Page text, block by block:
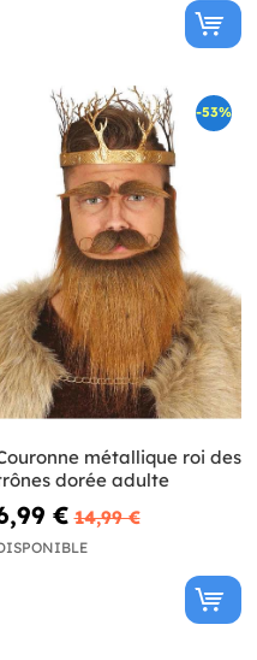
-53%
métallique roi des
dorée adulte
€ 14,99 €